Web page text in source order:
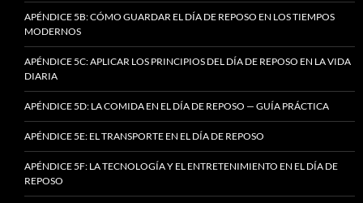
APÉNDICE 5B: CÓMO GUARDAR EL DÍA DE REPOSO EN LOS TIEMPOS
MODERNOS
APÉNDICE 5C: APLICAR LOS PRINCIPIOS DEL DÍA DE REPOSO EN LA VIDA
DIARIA
APÉNDICE 5D: LA COMIDA EN EL DÍA DE REPOSO — GUÍA PRÁCTICA
APÉNDICE 5E: EL TRANSPORTE EN EL DÍA DE REPOSO
APÉNDICE 5F: LA TECNOLOGÍA Y EL ENTRETENIMIENTO EN EL DÍA DE
REPOSO